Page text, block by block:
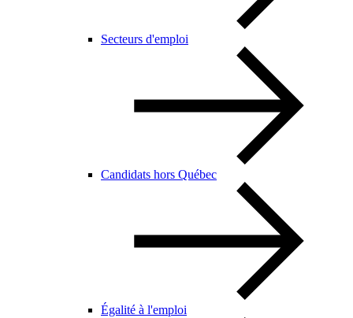
Secteurs d'emploi
Candidats hors Québec
Égalité à l'emploi